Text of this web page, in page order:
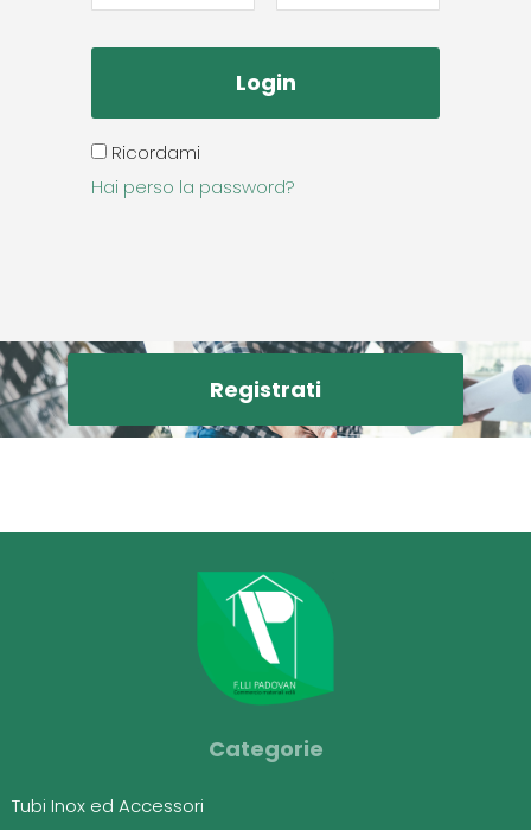
Ricordami
Hai perso la password?
Registrati
Categorie
Tubi Inox ed Accessori